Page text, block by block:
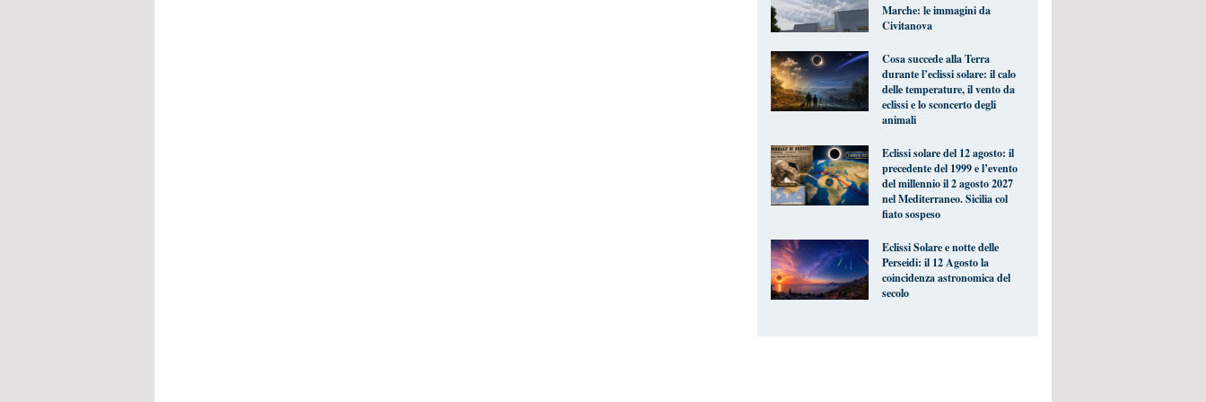
Marche: le immagini da
Civitanova
Cosa succede alla Terra
durante l’eclissi solare: il calo
delle temperature, il vento da
eclissi e lo sconcerto degli
animali
Eclissi solare del 12 agosto: il
precedente del 1999 e l’evento
del millennio il 2 agosto 2027
nel Mediterraneo. Sicilia col
fiato sospeso
Eclissi Solare e notte delle
Perseidi: il 12 Agosto la
coincidenza astronomica del
secolo